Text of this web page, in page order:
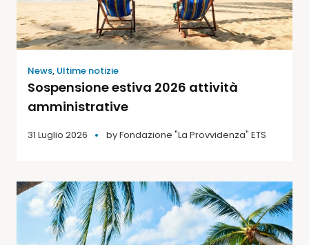
News, Ultime notizie
Sospensione estiva 2026 attività
amministrative
31 Luglio 2026 byFondazione "La Provvidenza" ETS